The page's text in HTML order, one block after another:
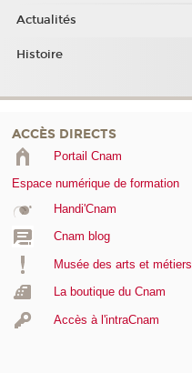
Actualités
Histoire
ACCÈS DIRECTS
Portail Cnam
Espace numérique de formation
Handi'Cnam
Cnam blog
Musée des arts et métiers
La boutique du Cnam
Accès à l'intraCnam